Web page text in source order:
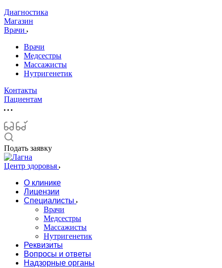
Диагностика
Магазин
Врачи
Врачи
Медсестры
Массажисты
Нутригенетик
Контакты
Пациентам
Подать заявку
Центр здоровья
О клинике
Лицензии
Специалисты
Врачи
Медсестры
Массажисты
Нутригенетик
Реквизиты
Вопросы и ответы
Надзорные органы